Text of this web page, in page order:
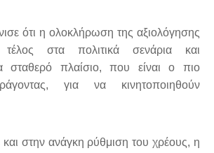
ότι η ολοκλήρωση της αξιολόγησης
τέλος στα πολιτικά σενάρια και
σταθερό πλαίσιο, που είναι ο πιο
για να κινητοποιηθούν
στην ανάγκη ρύθμιση του χρέους, η